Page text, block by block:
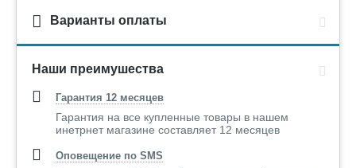
Варианты оплаты
Наши преимушества
Гарантия 12 месяцев
Гарантия на все купленные товары в нашем
инетрнет магазине составляет 12 месяцев
Оповещение по SMS